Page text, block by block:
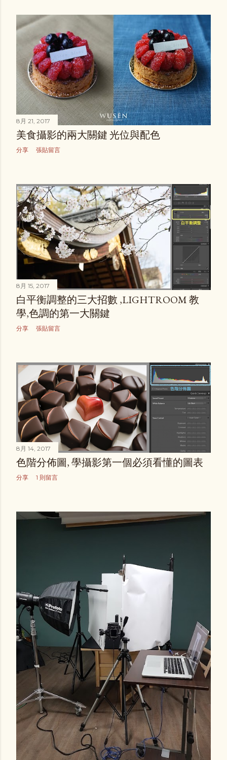
8月 21, 2017
美食攝影的兩大關鍵 光位與配色
分享 張貼留言
8月 15, 2017
白平衡調整的三大招數 ,LIGHTROOM 教
學,色調的第一大關鍵
分享 張貼留言
8月 14, 2017
色階分佈圖, 學攝影第一個必須看懂的圖表
分享 1 則留言